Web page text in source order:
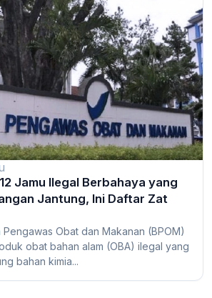
Jamu Ilegal Berbahaya yang
Jantung, Ini Daftar Zat
Obat dan Makanan (BPOM)
obat bahan alam (OBA) ilegal yang
bahan kimia...